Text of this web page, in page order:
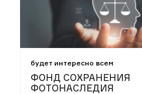
будет интересно всем
ФОНД СОХРАНЕНИЯ
ФОТОНАСЛЕДИЯ